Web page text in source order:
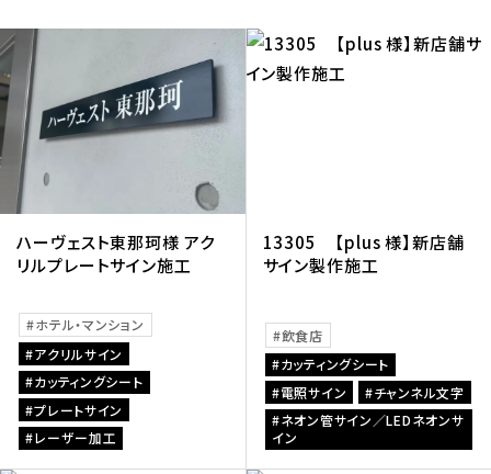
ハーヴェスト東那珂様 アク
リルプレートサイン施工
ホテル・マンション
アクリルサイン
カッティングシート
プレートサイン
レーザー加工
13305 【plus 様】新店舗
サイン製作施工
飲食店
カッティングシート
電照サイン
チャンネル文字
ネオン管サイン／LEDネオンサ
イン